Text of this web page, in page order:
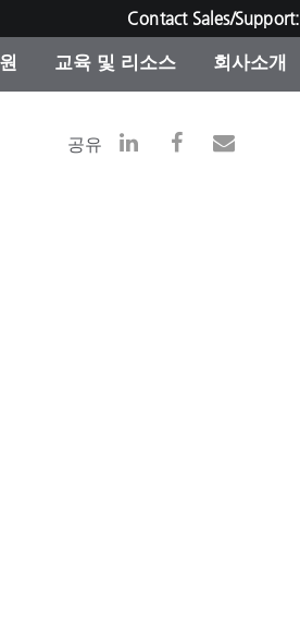
Contact Sales/Support:
프린터
교육 및 리소스 회사소개
공유